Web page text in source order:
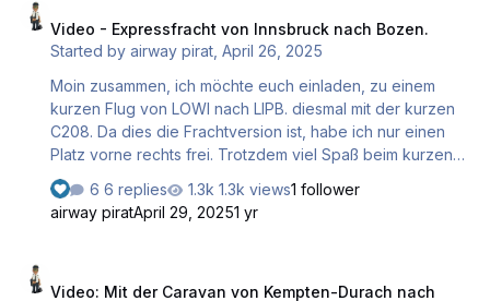
Video - Expressfracht von Innsbruck nach Bozen.
Started byairway pirat ,April 26, 2025
Moin zusammen, ich möchte euch einladen, zu einem
kurzen Flug von LOWI nach LIPB. diesmal mit der kurzen
C208. Da dies die Frachtversion ist, habe ich nur einen
Platz vorne rechts frei. Trotzdem viel Spaß beim kurzen
flug in einer beeindruckenden Landschaft.
6 replies 1.3k views1 follower
airway piratApril 29, 20251 yr
Video: Mit der Caravan von Kempten-Durach nach